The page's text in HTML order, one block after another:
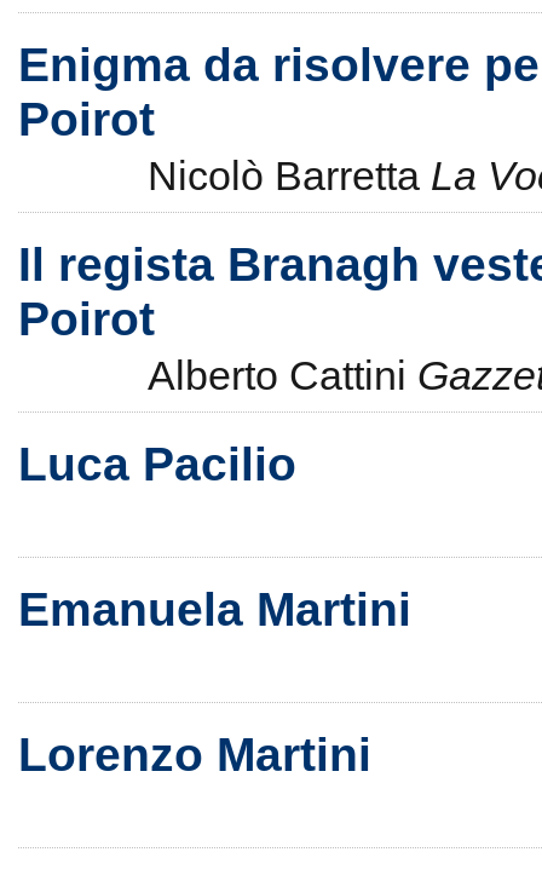
Enigma da risolvere
Poirot
Nicolò Barretta La
Il regista Branagh
Poirot
Alberto Cattini
Luca Pacilio
Emanuela Martini
Lorenzo Martini